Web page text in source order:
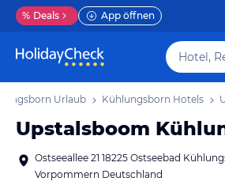
% Deals App öffnen
Urlaub Kühlungsborn Hotels
Upstalsboom
Ostseeallee 21 18225 Ostseebad
Vorpommern Deutschland